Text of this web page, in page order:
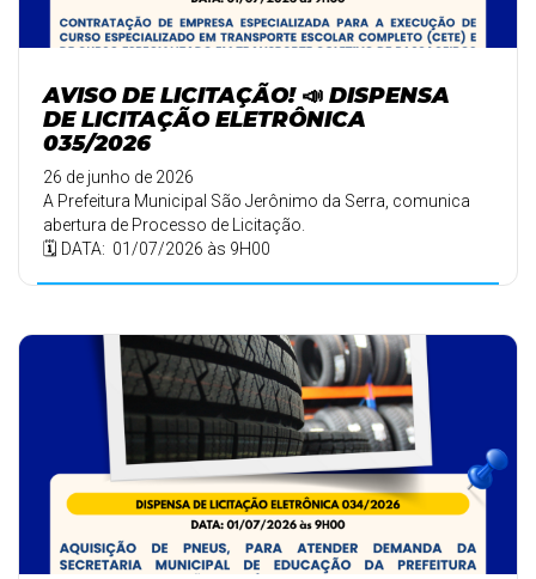
AVISO DE LICITAÇÃO! 📣 DISPENSA
DE LICITAÇÃO ELETRÔNICA
035/2026
26 de junho de 2026
A Prefeitura Municipal São Jerônimo da Serra, comunica
abertura de Processo de Licitação.
🗓️ DATA: 01/07/2026 às 9H00